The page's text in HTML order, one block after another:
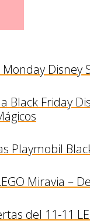
Monday Disney
Black Friday
Playmobil
Miravia –
del 11-11